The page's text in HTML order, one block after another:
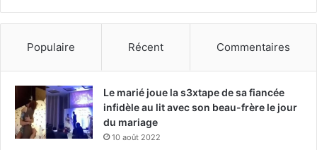
Populaire Récent Commentaires
Le marié joue la s3xtape de sa fiancée
infidèle au lit avec son beau-frère le jour
du mariage
10 août 2022